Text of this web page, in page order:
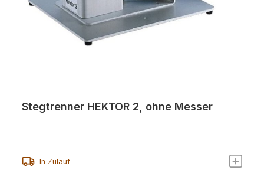
Stegtrenner HEKTOR 2, ohne Messer
In Zulauf